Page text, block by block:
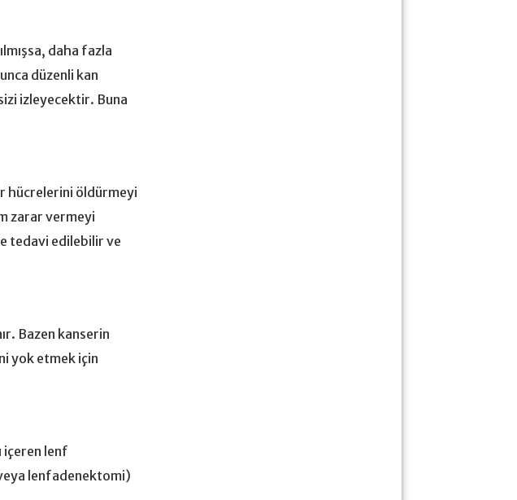
daha fazla
düzenli kan
izleyecektir. Buna
hücrelerini öldürmeyi
zarar vermeyi
tedavi edilebilir ve
Bazen kanserin
yok etmek için
içeren lenf
lenfadenektomi)